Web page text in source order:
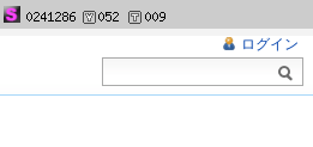
ログイン